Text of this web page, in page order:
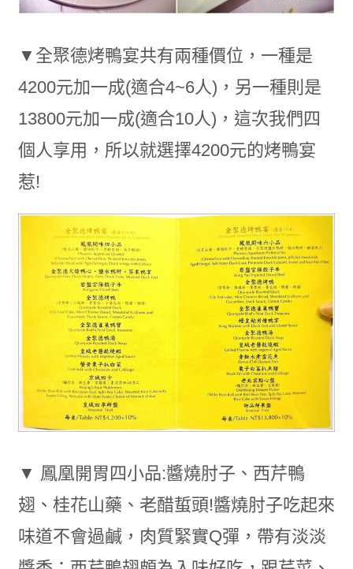
▼全聚德烤鴨宴共有兩種價位，一種是
4200元加一成(適合4~6人)，另一種則是
13800元加一成(適合10人)，這次我們四
個人享用，所以就選擇4200元的烤鴨宴
惹!
▼ 鳳凰開胃四小品:醬燒肘子、西芹鴨
翅、桂花山藥、老醋蜇頭!醬燒肘子吃起來
味道不會過鹹，肉質緊實Q彈，帶有淡淡